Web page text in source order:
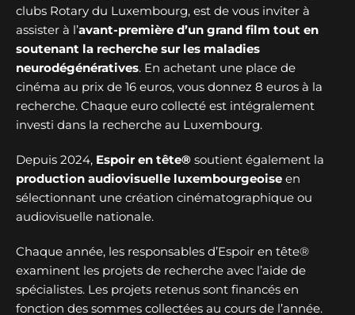
clubs Rotary du Luxembourg, est de vous inviter à
assister à l’avant-première d’un grand film tout en
soutenant la recherche sur les maladies
neurodégénératives. En achetant une place de
cinéma au prix de 16 euros, vous donnez 8 euros à la
recherche. Chaque euro collecté est intégralement
investi dans la recherche au Luxembourg.
Depuis 2024, Espoir en tête® soutient également la
production audiovisuelle luxembourgeoise en
sélectionnant une création cinématographique ou
audiovisuelle nationale.
Chaque année, les responsables d’Espoir en tête®
examinent les projets de recherche avec l’aide de
spécialistes. Les projets retenus sont financés en
fonction des sommes collectées au cours de l’année.